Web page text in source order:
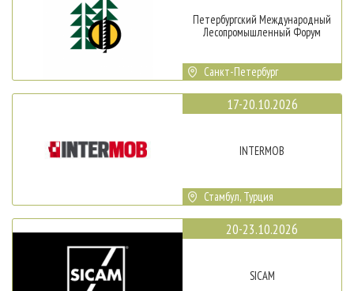
Петербургский Международный
Лесопромышленный Форум
Санкт-Петербург
17-20.10.2026
INTERMOB
Стамбул, Турция
20-23.10.2026
SICAM